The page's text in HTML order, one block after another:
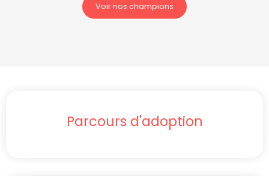
Voir nos champions
Parcours d'adoption